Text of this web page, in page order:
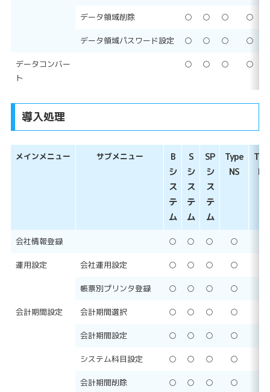
データ領域削除 ○ ○ ○ ○
データ領域パスワード設定 ○ ○ ○ ○
データコンバー
ト
○ ○ ○ ○
導入処理
メインメニュー サブメニュー
B
シ
ス
テ
ム
S
シ
ス
テ
ム
SP
シ
ス
テ
ム
Type
NS
NP
会社情報登録 ○ ○ ○ ○
運用設定 会社運用設定 ○ ○ ○ ○
帳票別プリンタ登録 ○ ○ ○ ○
会計期間設定 会計期間選択 ○ ○ ○ ○
会計期間設定 ○ ○ ○ ○
システム科目設定 ○ ○ ○ ○
会計期間削除 ○ ○ ○ ○